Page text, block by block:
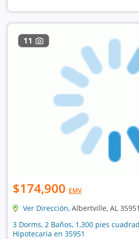
11
$174,900 EMV
Ver Dirección, Albertville, AL 35951
3 Dorms, 2 Baños, 1,300 pies
Hipotecaria en 35951